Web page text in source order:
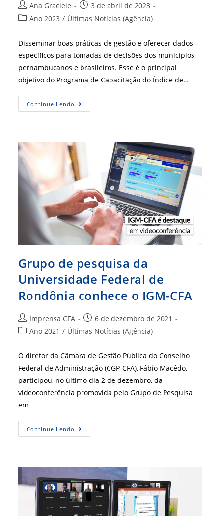
Autor
do
Ana Graciele
Post
publicado:
3 de abril de 2023
Categoria
post:
Ano 2023 / Últimas Notícias (Agência)
Disseminar boas práticas de gestão e oferecer dados
específicos para tomadas de decisões dos municípios
pernambucanos e brasileiros. Esse é o principal
objetivo do Programa de Capacitação do Índice de…
Continue Lendo CRA-
PE
Do
Índice
De
Governança
Municipal
Grupo de pesquisa da
Universidade Federal de
Rondônia conhece o IGM-CFA
Autor
do
Imprensa CFA
Post
publicado:
6 de dezembro de 2021
Categoria
post:
Ano 2021 / Últimas Notícias (Agência)
O diretor da Câmara de Gestão Pública do Conselho
Federal de Administração (CGP-CFA), Fábio Macêdo,
participou, no último dia 2 de dezembro, da
videoconferência promovida pelo Grupo de Pesquisa
em…
Continue Lendo Grupo
De
De
Rondônia
Conhece
O
IGM-
CFA